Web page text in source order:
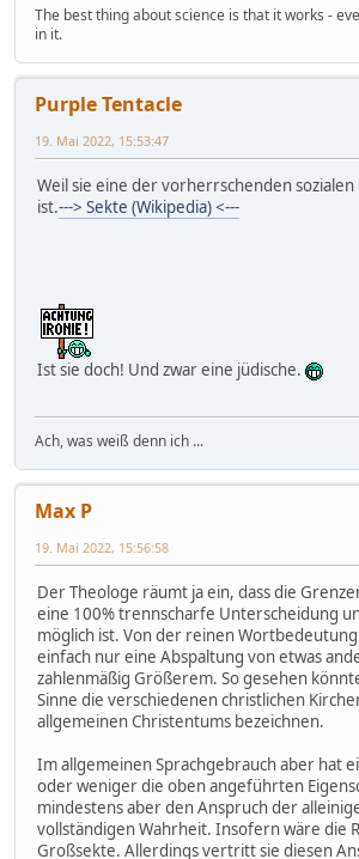
The best thing about science is that it works -
in it.
Purple Tentacle
19. Mai 2022, 15:53:47
Weil sie eine der vorherrschenden
ist.---> Sekte (Wikipedia) <---
Ist sie doch! Und zwar eine jüdische.
Ach, was weiß denn ich ...
Max P
19. Mai 2022, 15:56:58
Der Theologe räumt ja ein, dass die
eine 100% trennscharfe Unterscheidung
möglich ist. Von der reinen
einfach nur eine Abspaltung von etwas
zahlenmäßig Größerem. So gesehen
Sinne die verschiedenen christlichen
allgemeinen Christentums bezeichnen.
Im allgemeinen Sprachgebrauch aber hat
oder weniger die oben angeführten
mindestens aber den Anspruch der
vollständigen Wahrheit. Insofern wäre die
Großsekte. Allerdings vertritt sie diesen